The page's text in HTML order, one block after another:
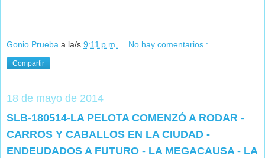
Gonio Prueba a la/s 9:11 p.m. No hay comentarios.:
Compartir
18 de mayo de 2014
SLB-180514-LA PELOTA COMENZÓ A RODAR -
CARROS Y CABALLOS EN LA CIUDAD -
ENDEUDADOS A FUTURO - LA MEGACAUSA - LA